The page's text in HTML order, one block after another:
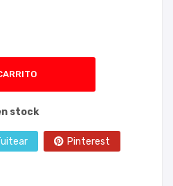
stock
Pinterest